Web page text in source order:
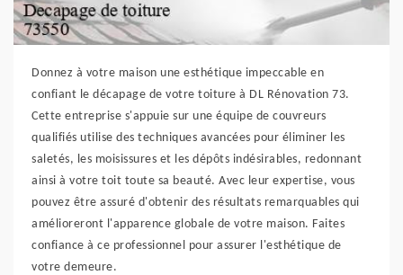
Donnez à votre maison une esthétique impeccable en
confiant le décapage de votre toiture à DL Rénovation 73.
Cette entreprise s'appuie sur une équipe de couvreurs
qualifiés utilise des techniques avancées pour éliminer les
saletés, les moisissures et les dépôts indésirables, redonnant
ainsi à votre toit toute sa beauté. Avec leur expertise, vous
pouvez être assuré d'obtenir des résultats remarquables qui
amélioreront l'apparence globale de votre maison. Faites
confiance à ce professionnel pour assurer l'esthétique de
votre demeure.